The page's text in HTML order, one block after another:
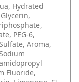
Hydrated
PEG-6,
Aroma,
Fluoride,